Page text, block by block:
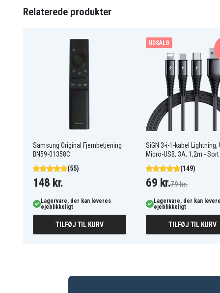
Samsung Beat S
Samsung Champ
Samsung Diva Folder
Samsung E2652
Samsung GT-C3300
Samsung GT-C3300K
Samsung GT-C5130U
Samsung GT-E1110C
Samsung GT-E2120C
Samsung GT-E3300
Samsung M3200
Samsung Player Mini
Samsung SGH-L250
Samsung SGH-M128
Samsung SGH-M628
Samsung SGH-X989
Relaterede produkter
Samsung Original Fjernbetjening
BN59-01358C
(55)
148 kr.
Lagervare, der kan leveres
øjeblikkeligt
TILFØJ TIL KURV
UDSALG
SiGN 3-i-1-kabel Lightning,
Micro-USB, 3A, 1,2m - Sort
(149)
69 kr.79 kr.
Lagervare, der kan
øjeblikkeligt
TILFØJ TIL KURV